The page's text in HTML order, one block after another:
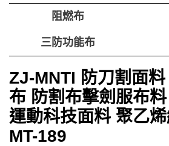
阻燃布
三防功能布
ZJ-MNTI 防刀割面
布 防割布擊劍服布
運動科技面料 聚乙
MT-189